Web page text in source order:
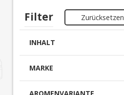
Filter Zurücksetzen
INHALT
MARKE